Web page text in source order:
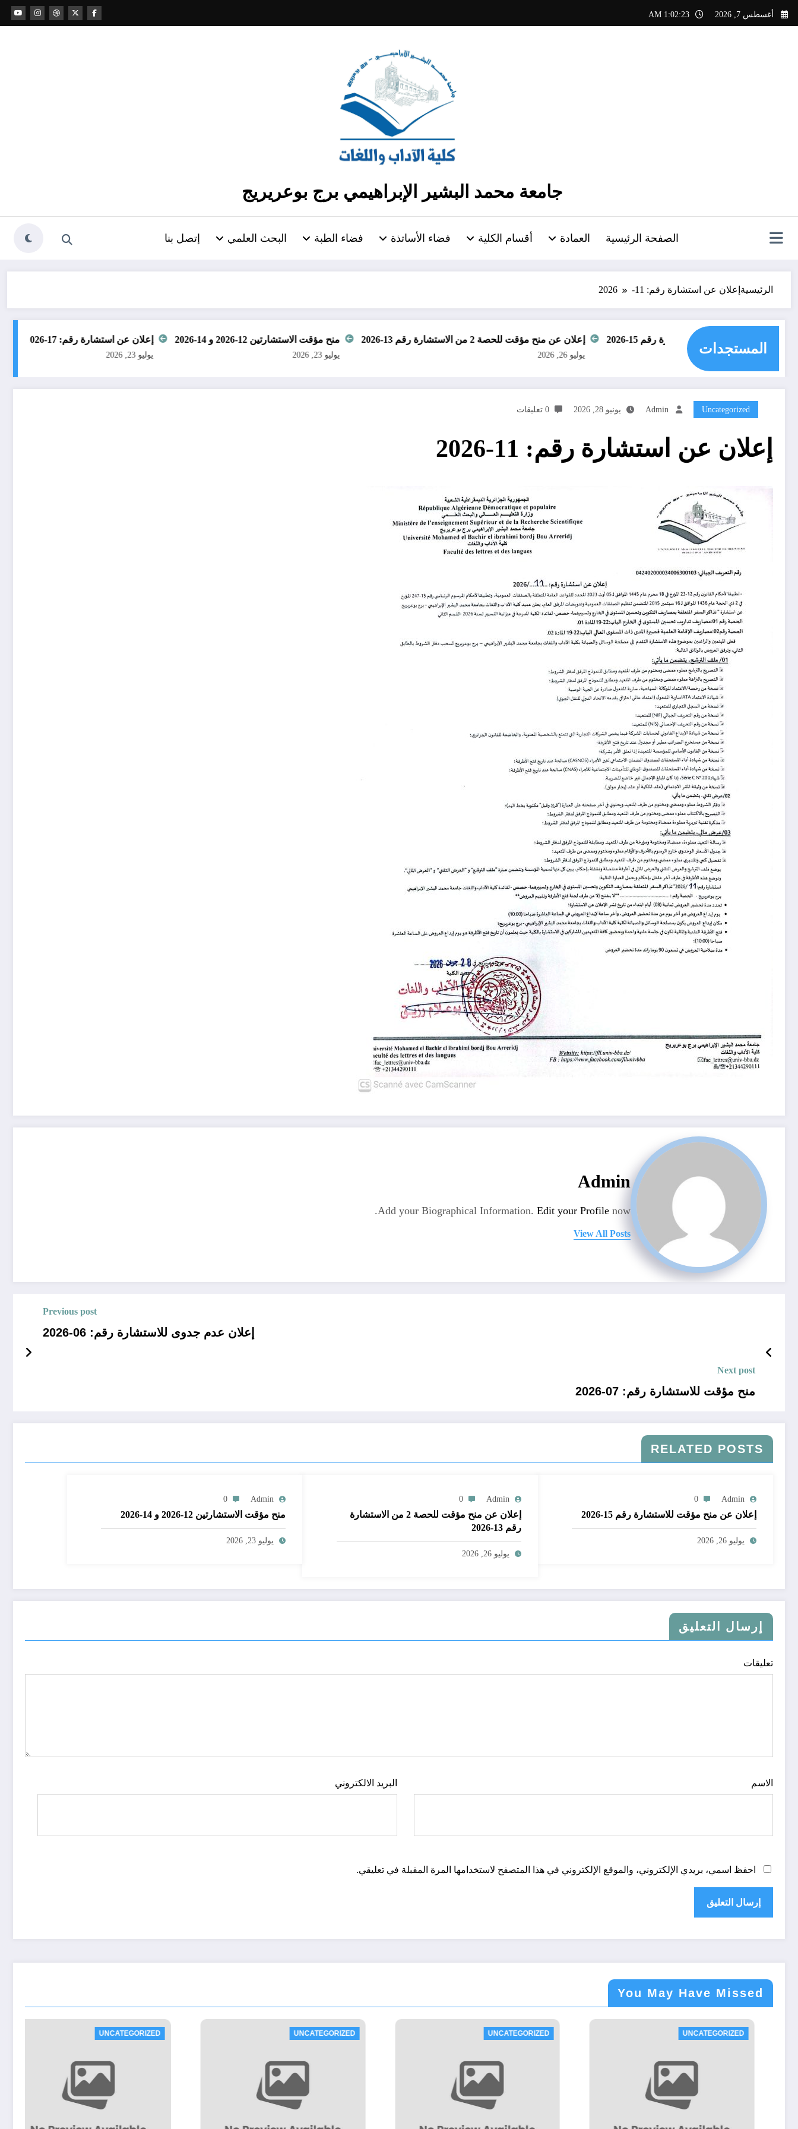
التجاوز
إلى
أغسطس 7, 2026 1:02:24 AM
جامعة محمد البشير الإبراهيمي برج بوعريريج
الصفحة الرئيسية العمادة أقسام الكلية فضاء الأساتذة فضاء الطبة البحث العلمي إتصل بنا
الرئيسية إعلان عن استشارة رقم: 11-2026
المستجدات
عن منح مؤقت للاستشارة رقم 15-2026 إعلان عن منح مؤقت للحصة 2 من الاستشارة رقم 13-2026 منح مؤقت الاستشارتين 12-2026 و 14-2026 إعلان عن استشارة رقم: 17-2026
Uncategorized
Admin يونيو 28, 2026 0 تعليقات
إعلان عن استشارة رقم: 11-2026
Admin
Add your Biographical Information. Edit your Profile now.
View All Posts
Previous post
إعلان عدم جدوى للاستشارة رقم: 06-2026
Next post
منح مؤقت للاستشارة رقم: 07-2026
RELATED POSTS
Admin
0
إعلان عن منح مؤقت للاستشارة رقم 15-2026
يوليو 26, 2026
Admin
0
إعلان عن منح مؤقت للحصة 2 من الاستشارة
رقم 13-2026
يوليو 26, 2026
Admin
0
منح مؤقت الاستشارتين 12-2026 و 14-2026
يوليو 23, 2026
إرسال التعليق
تعليقات
الاسم البريد الالكتروني
احفظ اسمي، بريدي الإلكتروني، والموقع الإلكتروني في هذا المتصفح لاستخدامها المرة المقبلة في تعليقي.
You May Have Missed
UNCATEGORIZED UNCATEGORIZED UNCATEGORIZED UNCATEGORIZED